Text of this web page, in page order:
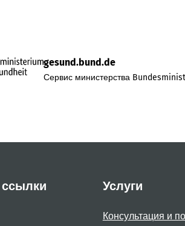
gesund.bund.de
Сервис министерства
Услуги
Консультация и